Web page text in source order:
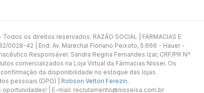
os direitos reservados. RAZÃO SOCIAL | FÁRMACIAS E
0028-42 | End: Av. Marechal Floriano Peixoto, 5.666 - Hauer -
Responsável: Sandra Regina Fernandes Izar, CRF/PR Nº
comercializados na Loja Virtual da Fármacias Nissei. Os
da disponibilidade no estoque das lojas.
pessoais (DPO) | Robson Vettori Ferezin.
oportunidades! | E-mail: recrutamento@nisseisa.com.br